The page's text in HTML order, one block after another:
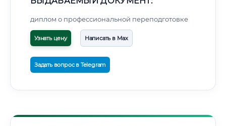
диплом о профессиональной переподготовке
Узнать цену Написать в Max
Задать вопрос в Telegram